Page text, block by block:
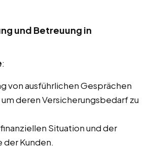
und Betreuung in
:
von ausführlichen Gesprächen
deren Versicherungsbedarf zu
Situation und der
der Kunden.